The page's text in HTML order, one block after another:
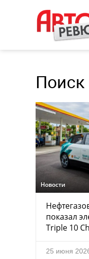
Поиск
Новости
показал
Triple 10
25 июня